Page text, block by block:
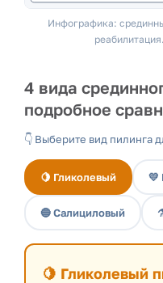
Инфографика:
4 вида
подробное
👇 Выберите вид пилинга
🍋 Гликолевый 💛
🔵 Салициловый
🍋 Гликолевый